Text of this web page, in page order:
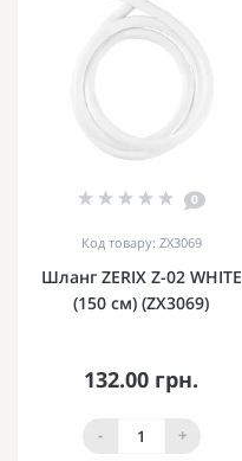
0
Код товару: ZX3069
Шланг ZERIX Z-02 WHITE
(150 см) (ZX3069)
132.00 грн.
- +